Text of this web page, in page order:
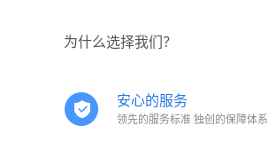
为什么选择我们？
安心的服务
领先的服务标准 独创的保障体系